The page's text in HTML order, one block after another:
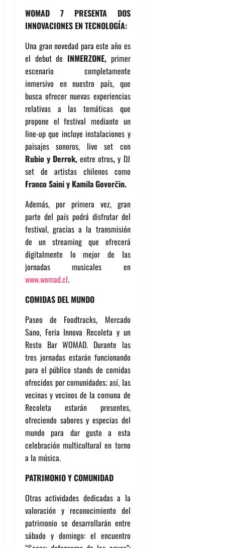
WOMAD 7 PRESENTA DOS
INNOVACIONES EN TECNOLOGÍA:
Una gran novedad para este año es
el debut de INMERZONE, primer
escenario completamente
inmersivo en nuestro país, que
busca ofrecer nuevas experiencias
relativas a las temáticas que
propone el festival mediante un
line-up que incluye instalaciones y
paisajes sonoros, live set con
Rubio y Derrok,entre otros,y DJ
set de artistas chilenos como
Franco Saini y Kamila Govorčin.
Además, por primera vez, gran
parte del país podrá disfrutar del
festival, gracias a la transmisión
de un streaming que ofrecerá
digitalmente lo mejor de las
jornadas musicales en
www.womad.cl.
COMIDAS DEL MUNDO
Paseo de Foodtracks, Mercado
Sano, Feria Innova Recoleta y un
Resto Bar WOMAD. Durante las
tres jornadas estarán funcionando
para el público stands de comidas
ofrecidos por comunidades; así, las
vecinas y vecinos de la comuna de
Recoleta estarán presentes,
ofreciendo sabores y especias del
mundo para dar gusto a esta
celebración multicultural en torno
a la música.
PATRIMONIO Y COMUNIDAD
Otras actividades dedicadas a la
valoración y reconocimiento del
patrimonio se desarrollarán entre
sábado y domingo: el encuentro